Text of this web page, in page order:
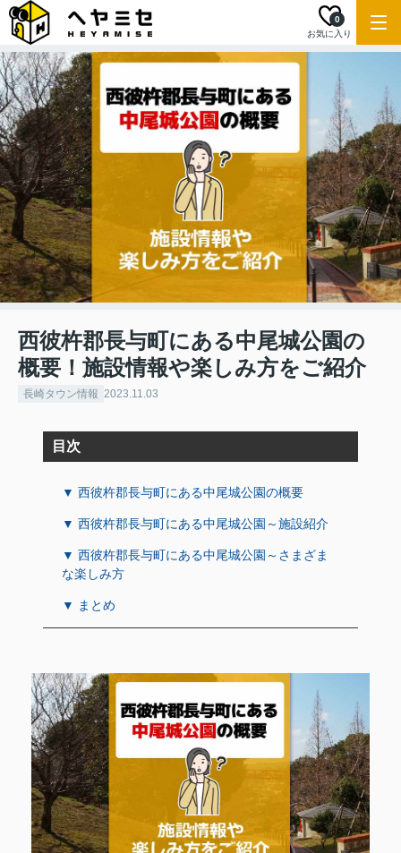
お気に入り
0
西彼杵郡長与町にある中尾城公園の
概要！施設情報や楽しみ方をご紹介
長崎タウン情報 2023.11.03
目次
▼ 西彼杵郡長与町にある中尾城公園の概要
▼ 西彼杵郡長与町にある中尾城公園～施設紹介
▼ 西彼杵郡長与町にある中尾城公園～さまざま
な楽しみ方
▼ まとめ